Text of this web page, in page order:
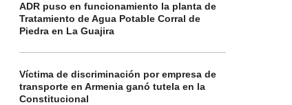
ADR puso en funcionamiento la planta de
Tratamiento de Agua Potable Corral de
Piedra en La Guajira
Víctima de discriminación por empresa de
transporte en Armenia ganó tutela en la
Constitucional